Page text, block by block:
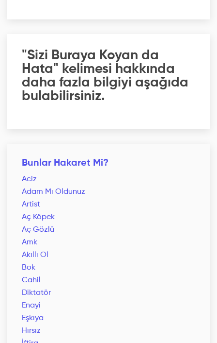
"Sizi Buraya Koyan da
Hata" kelimesi hakkında
daha fazla bilgiyi aşağıda
bulabilirsiniz.
Bunlar Hakaret Mi?
Aciz
Adam Mı Oldunuz
Artist
Aç Köpek
Aç Gözlü
Amk
Akıllı Ol
Bok
Cahil
Diktatör
Enayi
Eşkıya
Hırsız